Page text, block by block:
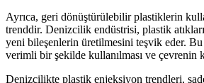
Ayrıca, geri dönüştürülebilir plastiklerin
trenddir. Denizcilik endüstrisi, plastik
yeni bileşenlerin üretilmesini teşvik eder. Bu
verimli bir şekilde kullanılması ve çevrenin
Denizcilikte plastik enjeksiyon trendleri,